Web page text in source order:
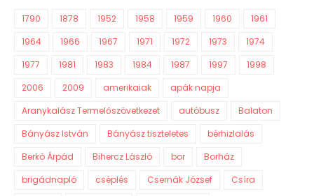
1790 1878 1952 1958 1959 1960
1961
1964
1966 1967 1971 1972 1973
1974
1977
1981 1983 1984 1987 1997
1998
2006
2009 amerikaiak
apák napja
Aranykalász Termelőszövetkezet
autóbusz
Balaton
Bányász István
Bányász tiszteletes
bérhizlalás
Berkó Árpád
Bihercz László bor
Borház
brigádnapló
cséplés Csernák József
Csíra